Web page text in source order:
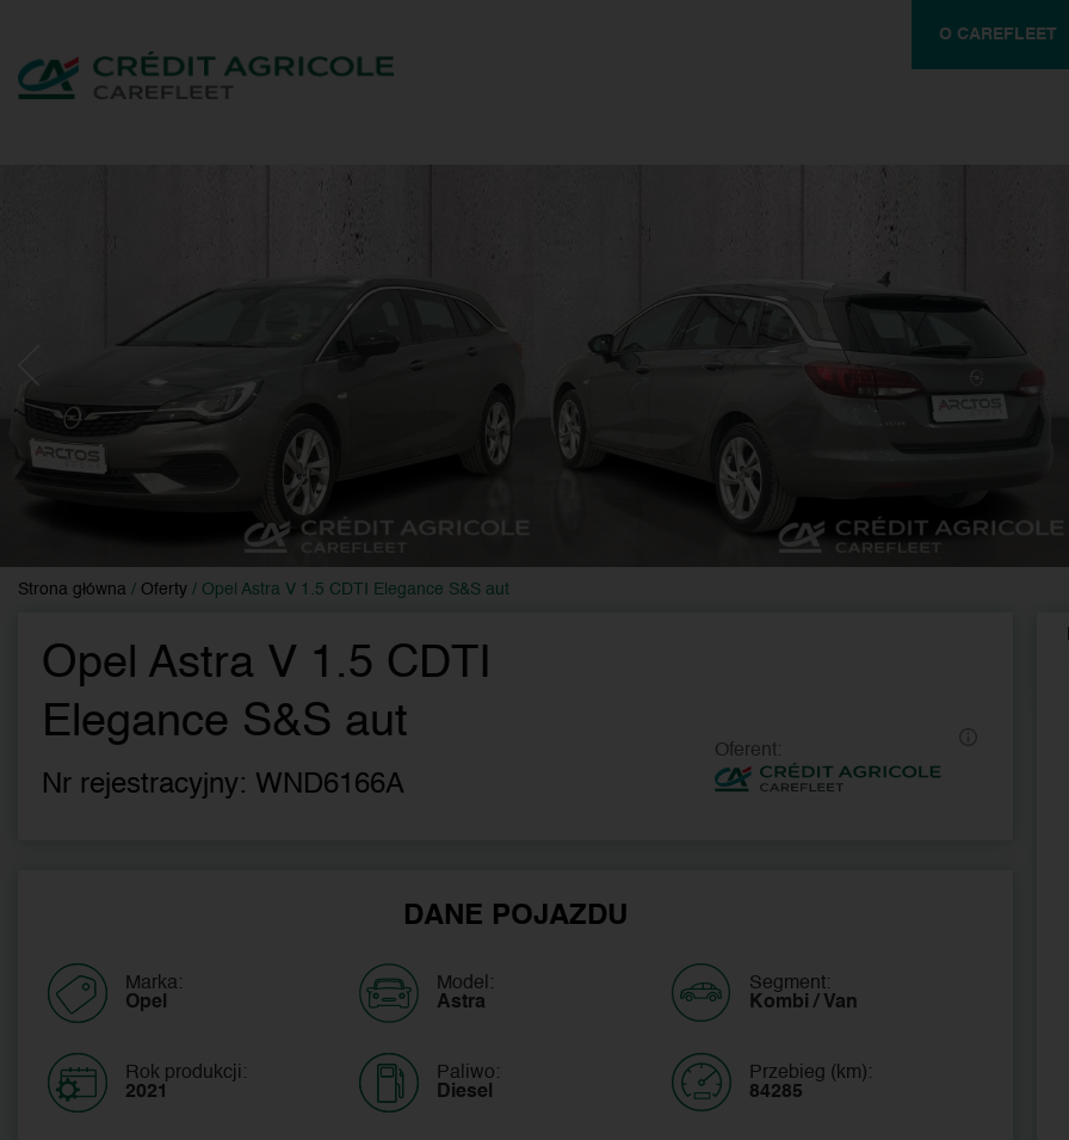
O CAREFLEET
Strona główna / Oferty / Opel Astra V 1.5 CDTI Elegance S&S aut
Opel Astra V 1.5 CDTI
Elegance S&S aut
Nr rejestracyjny: WND6166A
Oferent:
DANE POJAZDU
Marka:
Opel
Model:
Astra
Segment:
Kombi / Van
Rok produkcji:
2021
Paliwo:
Diesel
Przebieg (km):
84285